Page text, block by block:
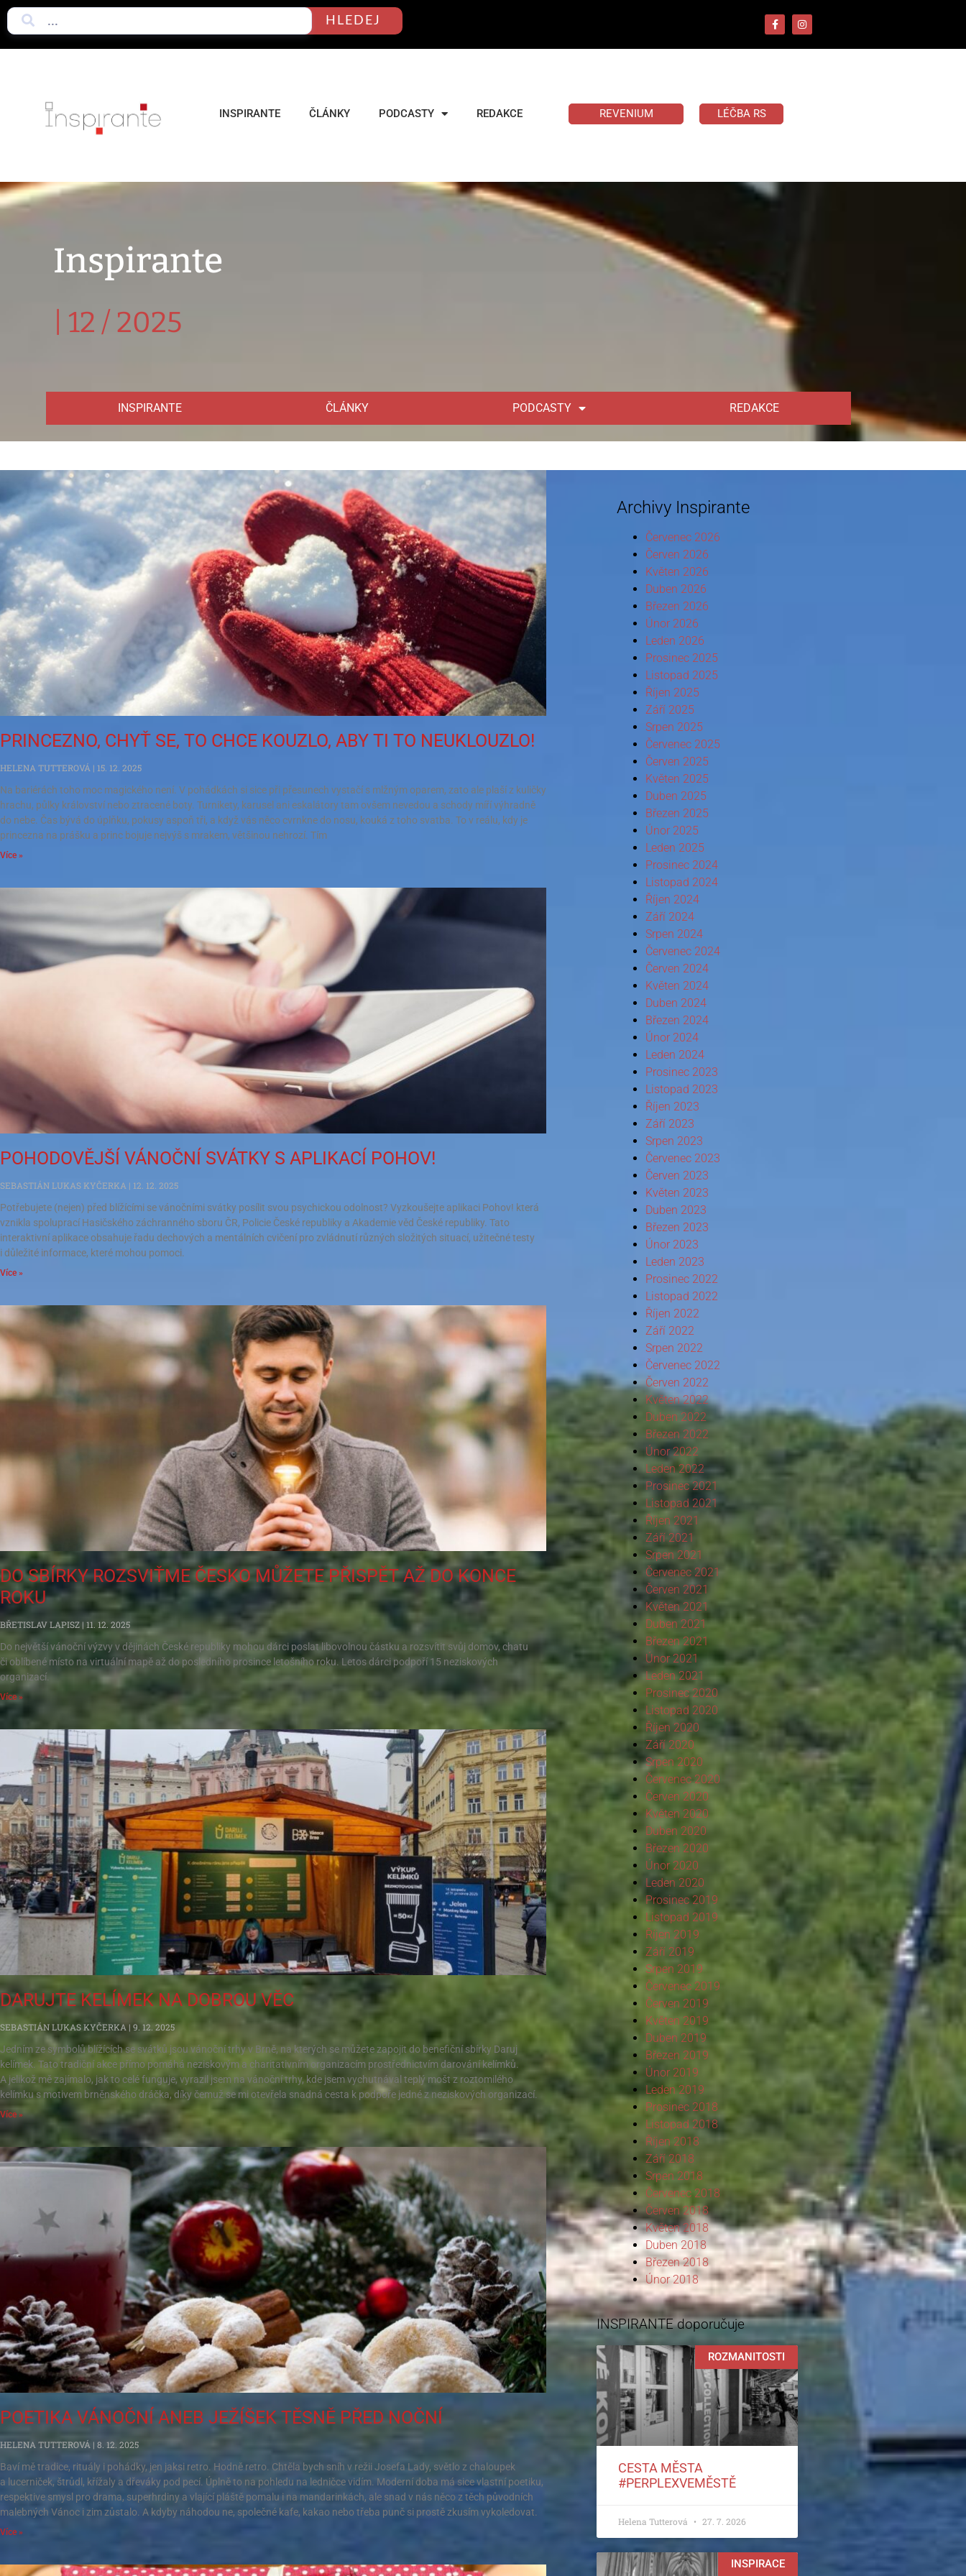
HLEDEJ
INSPIRANTE ČLÁNKY PODCASTY REDAKCE REVENIUM LÉČBA RS
Inspirante
12 / 2025
INSPIRANTE ČLÁNKY PODCASTY REDAKCE
PRINCEZNO, CHYŤ SE, TO CHCE KOUZLO, ABY TI TO NEUKLOUZLO!
HELENA TUTTEROVÁ
15. 12. 2025
Na bariérách toho moc magického není. V pohádkách si sice při přesunech vystačí s mlžným oparem, zato ale plaší z kuličky
hrachu, půlky království nebo ztracené boty. Turnikety, karusel ani eskalátory tam ovšem nevedou a schody míří výhradně
do nebe. Čas bývá do úplňku, pokusy aspoň tři, a když vás něco cvrnkne do nosu, kouká z toho svatba. To v reálu, kdy je
princezna na prášku a princ bojuje nejvýš s mrakem, většinou nehrozí. Tím
Více »
POHODOVĚJŠÍ VÁNOČNÍ SVÁTKY S APLIKACÍ POHOV!
SEBASTIÁN LUKAS KYČERKA
12. 12. 2025
Potřebujete (nejen) před blížícími se vánočními svátky posílit svou psychickou odolnost? Vyzkoušejte aplikaci Pohov! která
vznikla spoluprací Hasičského záchranného sboru ČR, Policie České republiky a Akademie věd České republiky. Tato
interaktivní aplikace obsahuje řadu dechových a mentálních cvičení pro zvládnutí různých složitých situací, užitečné testy
i důležité informace, které mohou pomoci.
Více »
DO SBÍRKY ROZSVIŤME ČESKO MŮŽETE PŘISPĚT AŽ DO KONCE
ROKU
BŘETISLAV LAPISZ 11. 12. 2025
Do největší vánoční výzvy v dějinách České republiky mohou dárci poslat libovolnou částku a rozsvítit svůj domov, chatu
či oblíbené místo na virtuální mapě až do posledního prosince letošního roku. Letos dárci podpoří 15 neziskových
organizací.
Více »
DARUJTE KELÍMEK NA DOBROU VĚC
SEBASTIÁN LUKAS KYČERKA
9. 12. 2025
Jedním ze symbolů blížících se svátků jsou vánoční trhy v Brně, na kterých se můžete zapojit do benefiční sbírky Daruj
kelímek. Tato tradiční akce přímo pomáhá neziskovým a charitativním organizacím prostřednictvím darování kelímků.
A jelikož mě zajímalo, jak to celé funguje, vyrazil jsem na vánoční trhy, kde jsem vychutnával teplý mošt z roztomilého
kelímku s motivem brněnského dráčka, díky čemuž se mi otevřela snadná cesta k podpoře jedné z neziskových organizací.
Více »
POETIKA VÁNOČNÍ ANEB JEŽÍŠEK TĚSNĚ PŘED NOČNÍ
HELENA TUTTEROVÁ
8. 12. 2025
Baví mě tradice, rituály i pohádky, jen jaksi retro. Hodně retro. Chtěla bych sníh v režii Josefa Lady, světlo z chaloupek
a lucerniček, štrůdl, křížaly a dřeváky pod pecí. Úplně to na pohledu na ledničce vidím. Moderní doba má sice vlastní poetiku,
respektive smysl pro drama, superhrdiny a vlající pláště pomalu i na mandarinkách, ale snad v nás něco z těch původních
malebných Vánoc i zim zůstalo. A kdyby náhodou ne, společné kafe, kakao nebo třeba punč si prostě zkusím vykoledovat.
Více »
Archivy Inspirante
Červenec 2026
Červen 2026
Květen 2026
Duben 2026
Březen 2026
Únor 2026
Leden 2026
Prosinec 2025
Listopad 2025
Říjen 2025
Září 2025
Srpen 2025
Červenec 2025
Červen 2025
Květen 2025
Duben 2025
Březen 2025
Únor 2025
Leden 2025
Prosinec 2024
Listopad 2024
Říjen 2024
Září 2024
Srpen 2024
Červenec 2024
Červen 2024
Květen 2024
Duben 2024
Březen 2024
Únor 2024
Leden 2024
Prosinec 2023
Listopad 2023
Říjen 2023
Září 2023
Srpen 2023
Červenec 2023
Červen 2023
Květen 2023
Duben 2023
Březen 2023
Únor 2023
Leden 2023
Prosinec 2022
Listopad 2022
Říjen 2022
Září 2022
Srpen 2022
Červenec 2022
Červen 2022
Květen 2022
Duben 2022
Březen 2022
Únor 2022
Leden 2022
Prosinec 2021
Listopad 2021
Říjen 2021
Září 2021
Srpen 2021
Červenec 2021
Červen 2021
Květen 2021
Duben 2021
Březen 2021
Únor 2021
Leden 2021
Prosinec 2020
Listopad 2020
Říjen 2020
Září 2020
Srpen 2020
Červenec 2020
Červen 2020
Květen 2020
Duben 2020
Březen 2020
Únor 2020
Leden 2020
Prosinec 2019
Listopad 2019
Říjen 2019
Září 2019
Srpen 2019
Červenec 2019
Červen 2019
Květen 2019
Duben 2019
Březen 2019
Únor 2019
Leden 2019
Prosinec 2018
Listopad 2018
Říjen 2018
Září 2018
Srpen 2018
Červenec 2018
Červen 2018
Květen 2018
Duben 2018
Březen 2018
Únor 2018
INSPIRANTE doporučuje
ROZMANITOSTI
CESTA MĚSTA
#PERPLEXVEMĚSTĚ
Helena Tutterová 27. 7. 2026
INSPIRACE